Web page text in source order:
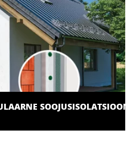
SOOJUSISOLATSIOON